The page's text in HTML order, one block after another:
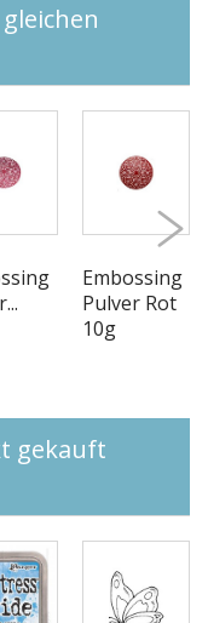
Embossing
Pulver Rot
10g
gekauft